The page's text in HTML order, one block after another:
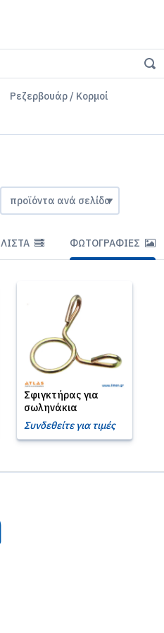
Ρεζερβουάρ / Κορμοί
ΛΊΣΤΑ ΦΩΤΟΓΡΑΦΊΕΣ
Σφιγκτήρας για
σωληνάκια
Συνδεθείτε για τιμές